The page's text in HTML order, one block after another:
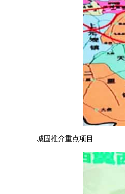
城固推介重点项目